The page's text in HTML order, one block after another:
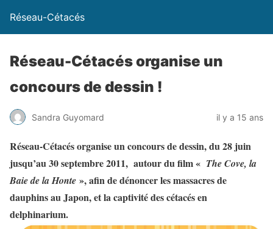
Réseau-Cétacés
Réseau-Cétacés organise un
concours de dessin !
Sandra Guyomard il y a 15 ans
Réseau-Cétacés organise un concours de dessin, du 28 juin
jusqu’au 30 septembre 2011, autour du film « The Cove, la
Baie de la Honte », afin de dénoncer les massacres de
dauphins au Japon, et la captivité des cétacés en
delphinarium.